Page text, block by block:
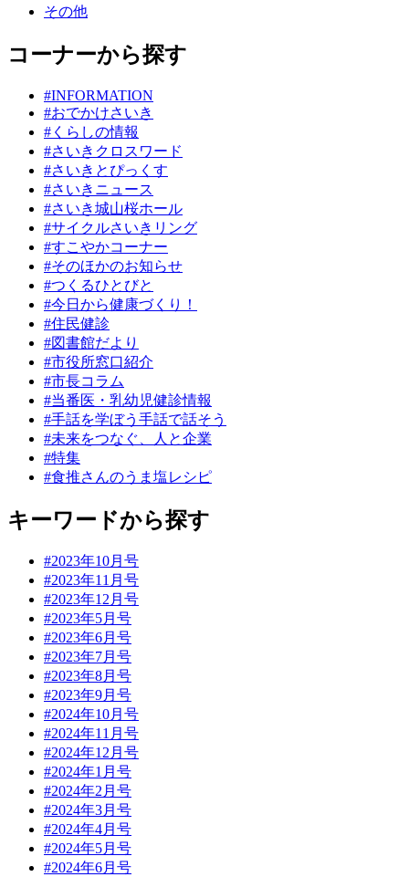
その他
コーナーから探す
#INFORMATION
#おでかけさいき
#くらしの情報
#さいきクロスワード
#さいきとぴっくす
#さいきニュース
#さいき城山桜ホール
#サイクルさいきリング
#すこやかコーナー
#そのほかのお知らせ
#つくるひとびと
#今日から健康づくり！
#住民健診
#図書館だより
#市役所窓口紹介
#市長コラム
#当番医・乳幼児健診情報
#手話を学ぼう手話で話そう
#未来をつなぐ、人と企業
#特集
#食推さんのうま塩レシピ
キーワードから探す
#2023年10月号
#2023年11月号
#2023年12月号
#2023年5月号
#2023年6月号
#2023年7月号
#2023年8月号
#2023年9月号
#2024年10月号
#2024年11月号
#2024年12月号
#2024年1月号
#2024年2月号
#2024年3月号
#2024年4月号
#2024年5月号
#2024年6月号